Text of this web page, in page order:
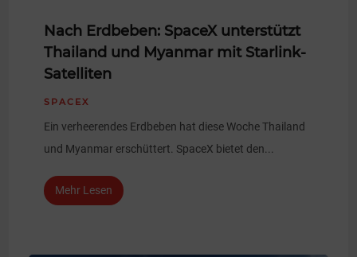
Nach Erdbeben: SpaceX unterstützt
Thailand und Myanmar mit Starlink-
Satelliten
SPACEX
Ein verheerendes Erdbeben hat diese Woche Thailand
und Myanmar erschüttert. SpaceX bietet den...
Mehr Lesen